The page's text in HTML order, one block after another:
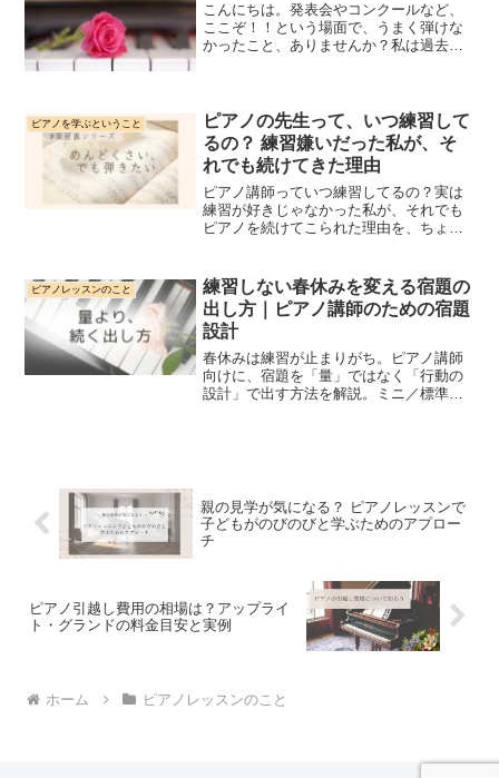
こんにちは。発表会やコンクールなど、
ここぞ！！という場面で、うまく弾けな
かったこと、ありませんか？私は過去に
練習への意欲がより強まっ...
ピアノを学ぶということ
ピアノの先生って、いつ練習して
るの？ 練習嫌いだった私が、そ
れでも続けてきた理由
ピアノ講師っていつ練習してるの？実は
練習が好きじゃなかった私が、それでも
ピアノを続けてこられた理由を、ちょっ
ピアノレッスンのこと
練習しない春休みを変える宿題の
出し方｜ピアノ講師のための宿題
設計
春休みは練習が止まりがち。ピアノ講師
向けに、宿題を「量」ではなく「行動の
設計」で出す方法を解説。ミニ／標準
親の見学が気になる？ ピアノレッスンで
子どもがのびのびと学ぶためのアプロー
チ
ピアノ引越し費用の相場は？アップライ
ト・グランドの料金目安と実例
ホーム ピアノレッスンのこと